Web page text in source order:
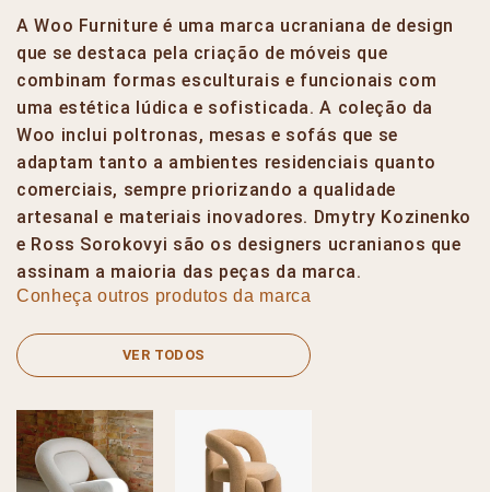
A Woo Furniture é uma marca ucraniana de design
que se destaca pela criação de móveis que
combinam formas esculturais e funcionais com
uma estética lúdica e sofisticada. A coleção da
Woo inclui poltronas, mesas e sofás que se
adaptam tanto a ambientes residenciais quanto
comerciais, sempre priorizando a qualidade
artesanal e materiais inovadores​. Dmytry Kozinenko
e Ross Sorokovyi são os designers ucranianos que
assinam a maioria das peças da marca.
Conheça outros produtos da marca
VER TODOS